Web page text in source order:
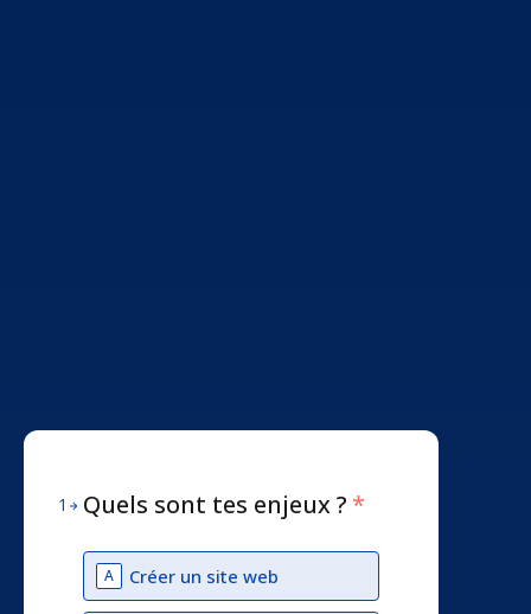
1 Quels sont tes enjeux ? *
A Créer un site web